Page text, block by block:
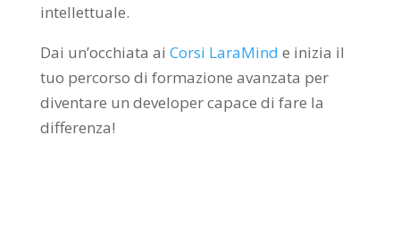
intellettuale.
Dai un’occhiata ai Corsi LaraMind e inizia il
tuo percorso di formazione avanzata per
diventare un developer capace di fare la
differenza!